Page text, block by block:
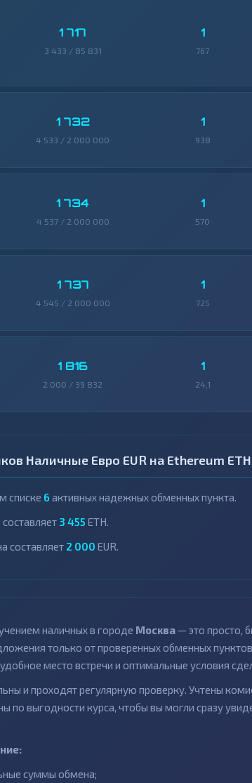
1 717
3 433 / 85 831
1
767
1 732
4 533 / 2 000 000
1
938
1 734
4 537 / 2 000 000
1
570
1 737
4 545 / 2 000 000
1
725
1 816
2 000 / 39 832
1
24,1
Наличные Евро EUR на Ethereum ETH
списке 6 активных надежных обменных пункта.
3 455 ETH.
составляет 2 000 EUR.
наличных в городе Москва — это просто,
только от проверенных обменных
место встречи и оптимальные условия
и проходят регулярную проверку. Учтены
по выгодности курса, чтобы вы могли сразу
суммы обмена;